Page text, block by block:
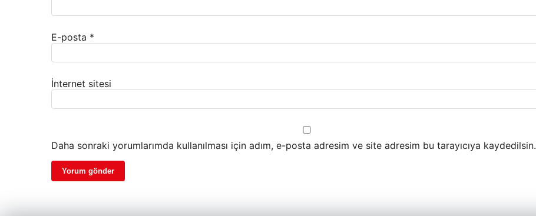
E-posta *
İnternet sitesi
Daha sonraki yorumlarımda kullanılması için adım, e-posta adresim ve site adresim bu tarayıcıya kaydedilsin.